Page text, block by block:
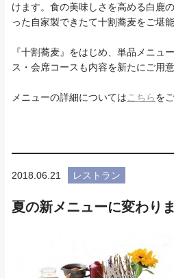
けます。食の美味しさを高める白鹿
った自家製できたて十割蕎麦をご堪能
『十割蕎麦』をはじめ、単品メニュ
ス・会席コースも内容を新たにご用
メニューの詳細については こちらを
2018.06.21 レストラン
夏の新メニューに変わり